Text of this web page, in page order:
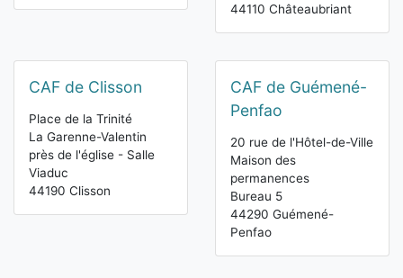
44110 Châteaubriant
CAF de Clisson
Place de la Trinité
La Garenne-Valentin
près de l'église - Salle
Viaduc
44190 Clisson
CAF de Guémené-
Penfao
20 rue de l'Hôtel-de-Ville
Maison des
permanences
Bureau 5
44290 Guémené-
Penfao